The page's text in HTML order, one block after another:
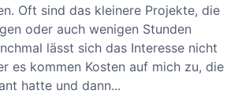
Oft sind das kleinere Projekte, die
oder auch wenigen Stunden
lässt sich das Interesse nicht
es kommen Kosten auf mich zu, die
hatte und dann...